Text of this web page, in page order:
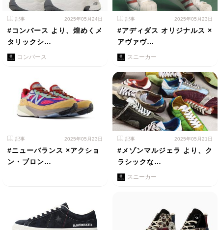
記事 2025年05月24日
#コンバース より、煌めくメ
タリックシ…
コンバース
記事 2025年05月23日
#アディダス オリジナルス ×
アヴァヴ…
スニーカー
記事 2025年05月23日
#ニューバランス ×アクショ
ン・ブロン…
記事 2025年05月21日
#メゾンマルジェラ より、ク
ラシックな…
スニーカー